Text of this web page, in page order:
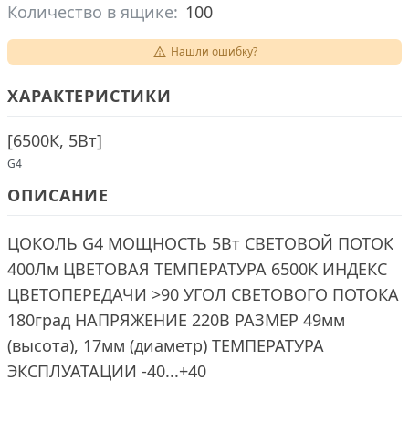
Количество в ящике: 100
Нашли ошибку?
ХАРАКТЕРИСТИКИ
[6500К, 5Вт]
G4
ОПИСАНИЕ
ЦОКОЛЬ G4 МОЩНОСТЬ 5Вт СВЕТОВОЙ ПОТОК
400Лм ЦВЕТОВАЯ ТЕМПЕРАТУРА 6500К ИНДЕКС
ЦВЕТОПЕРЕДАЧИ >90 УГОЛ СВЕТОВОГО ПОТОКА
180град НАПРЯЖЕНИЕ 220В РАЗМЕР 49мм
(высота), 17мм (диаметр) ТЕМПЕРАТУРА
ЭКСПЛУАТАЦИИ -40...+40